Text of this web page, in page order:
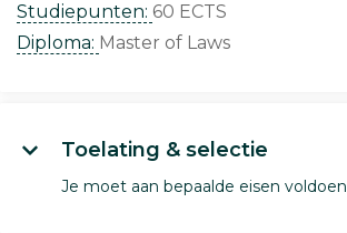
Studiepunten: 60 ECTS
Diploma: Master of Laws
Toelating & selectie
Je moet aan bepaalde eisen voldoen